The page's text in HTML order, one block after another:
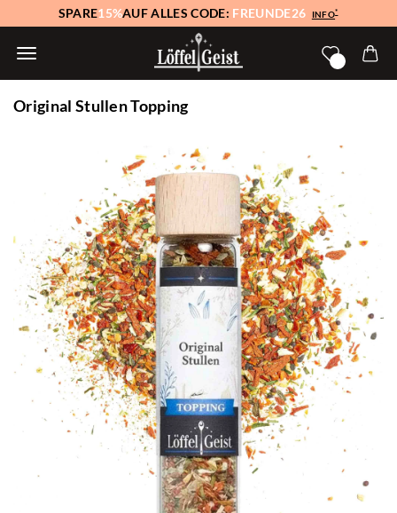
SPARE15%AUF ALLES CODE: FREUNDE26 INFO*
Original Stullen Topping